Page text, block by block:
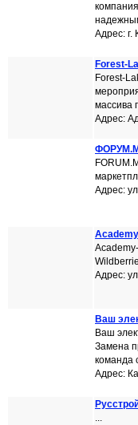
Адрес:
Forest-
Forest-
массива
Адрес:
Адрес:
Адрес:
Ваш
Ваш
Замена
команда
Адрес:
...